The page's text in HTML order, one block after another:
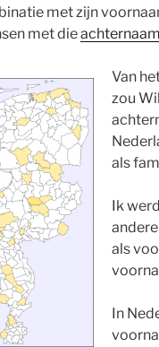
met zijn
met dieachternaam
Van
zou
als
Ik
als
In